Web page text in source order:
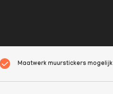
Maatwerk muurstickers mogelijk